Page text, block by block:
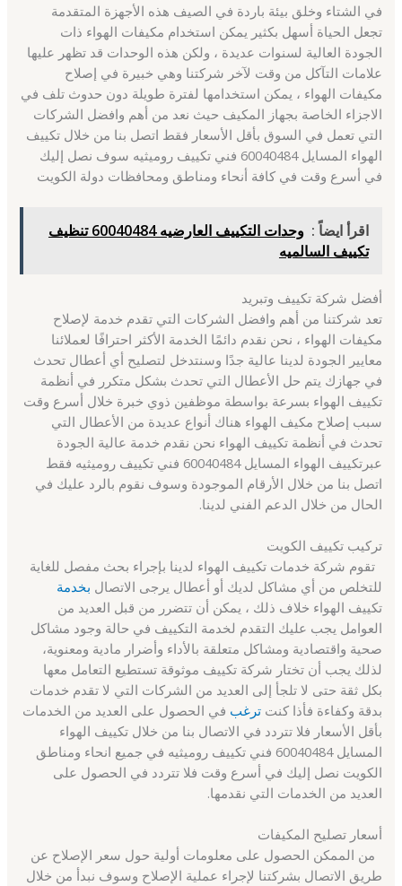
في الشتاء وخلق بيئة باردة في الصيف هذه الأجهزة المتقدمة
تجعل الحياة أسهل بكثير يمكن استخدام مكيفات الهواء ذات
الجودة العالية لسنوات عديدة ، ولكن هذه الوحدات قد تظهر عليها
علامات التآكل من وقت لآخر شركتنا وهي خبيرة في إصلاح
مكيفات الهواء ، يمكن استخدامها لفترة طويلة دون حدوث تلف في
الاجزاء الخاصة بجهاز المكيف حيث نعد من أهم وافضل الشركات
التي تعمل في السوق بأقل الأسعار فقط اتصل بنا من خلال تكييف
الهواء المسايل 60040484 فني تكييف روميثيه سوف نصل إليك
في أسرع وقت في كافة أنحاء ومناطق ومحافظات دولة الكويت
اقرأ ايضاً :
وحدات التكييف العارضيه 60040484 تنظيف
تكييف السالميه
أفضل شركة تكييف وتبريد
تعد شركتنا من أهم وافضل الشركات التي تقدم خدمة لإصلاح
مكيفات الهواء ، نحن نقدم دائمًا الخدمة الأكثر احترافًا لعملائنا
معايير الجودة لدينا عالية جدًا وسنتدخل لتصليح أي أعطال تحدث
في جهازك يتم حل الأعطال التي تحدث بشكل متكرر في أنظمة
تكييف الهواء بسرعة بواسطة موظفين ذوي خبرة خلال أسرع وقت
سبب إصلاح مكيف الهواء هناك أنواع عديدة من الأعطال التي
تحدث في أنظمة تكييف الهواء نحن نقدم خدمة عالية الجودة
عبرتكييف الهواء المسايل 60040484 فني تكييف روميثيه فقط
اتصل بنا من خلال الأرقام الموجودة وسوف نقوم بالرد عليك في
الحال من خلال الدعم الفني لدينا.
تركيب تكييف الكويت
تقوم شركة خدمات تكييف الهواء لدينا بإجراء بحث مفصل للغاية
للتخلص من أي مشاكل لديك أو أعطال يرجى الاتصال بخدمة
تكييف الهواء خلاف ذلك ، يمكن أن تتضرر من قبل العديد من
العوامل يجب عليك التقدم لخدمة التكييف في حالة وجود مشاكل
صحية واقتصادية ومشاكل متعلقة بالأداء وأضرار مادية ومعنوية،
لذلك يجب أن تختار شركة تكييف موثوقة تستطيع التعامل معها
بكل ثقة حتى لا تلجأ إلى العديد من الشركات التي لا تقدم خدمات
بدقة وكفاءة فأذا كنتترغب في الحصول على العديد من الخدمات
بأقل الأسعار فلا تتردد في الاتصال بنا من خلال تكييف الهواء
المسايل 60040484 فني تكييف روميثيه في جميع انحاء ومناطق
الكويت نصل إليك في أسرع وقت فلا تتردد في الحصول على
العديد من الخدمات التي نقدمها.
أسعار تصليح المكيفات
من الممكن الحصول على معلومات أولية حول سعر الإصلاح عن
طريق الاتصال بشركتنا لإجراء عملية الإصلاح وسوف نبدأ من خلال